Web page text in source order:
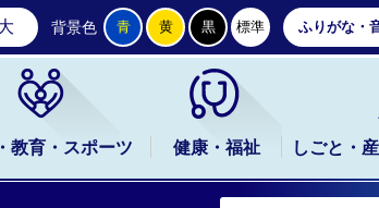
ームページ
背景色 青 黄 黒 標準 ふりがな・
教育・スポーツ 健康・福祉 しごと・